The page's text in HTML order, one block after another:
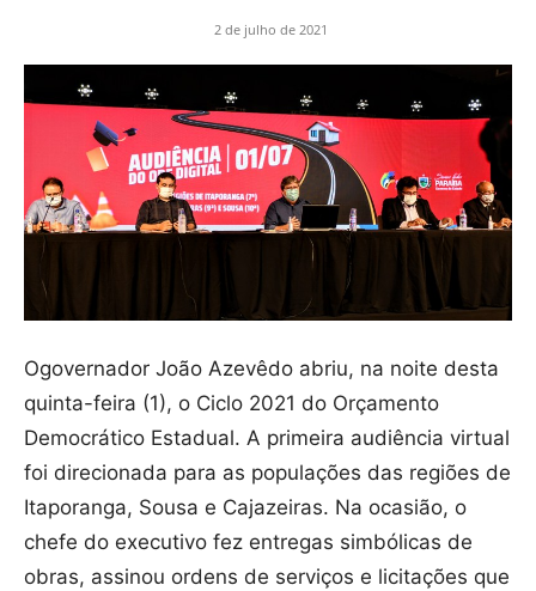
2 de julho de 2021
Ogovernador João Azevêdo abriu, na noite desta
quinta-feira (1), o Ciclo 2021 do Orçamento
Democrático Estadual. A primeira audiência virtual
foi direcionada para as populações das regiões de
Itaporanga, Sousa e Cajazeiras. Na ocasião, o
chefe do executivo fez entregas simbólicas de
obras, assinou ordens de serviços e licitações que